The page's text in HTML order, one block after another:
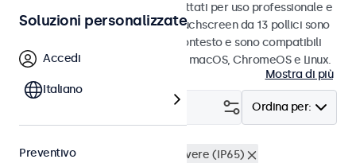
Touchscreen da 13 pollici progettati per uso professionale e
uso continuo. Questi monitor touchscreen da 13 pollici sono
facili da integrare in qualsiasi contesto e sono compatibili
con i sistemi operativi Windows, macOS, ChromeOS e Linux.
Mostra di più
Ordina per:
Touchscreen 13 pollici
Antipolvere (IP65)
Soluzioni personalizzate
Accedi
Italiano
Preventivo